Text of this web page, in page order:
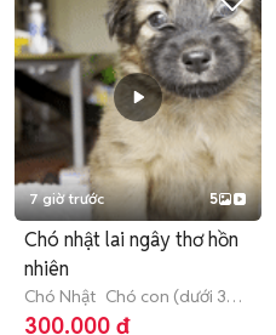
7 giờ trước 5
Chó nhật lai ngây thơ hồn
nhiên
Chó Nhật Chó con (dưới 3
tháng tuổi)
300.000 đ